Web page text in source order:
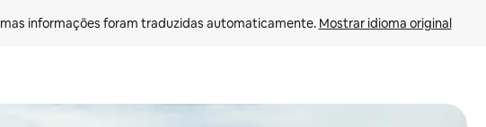
informações foram traduzidas automaticamente. Mostrar idioma original